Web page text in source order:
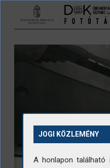
Ugrás a tartalomra
JOGI KÖZLEMÉNY
A honlapon